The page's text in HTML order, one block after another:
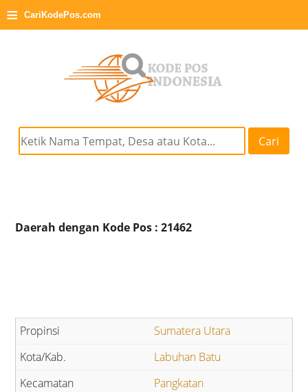
≡ CariKodePos.com
Cari
Daerah dengan Kode Pos : 21462
Sumatera Utara
Labuhan Batu
Pangkatan